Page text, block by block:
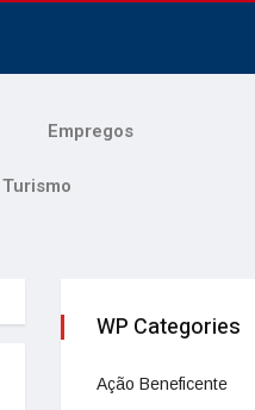
Empregos
Turismo
WP Categories
Ação Beneficente